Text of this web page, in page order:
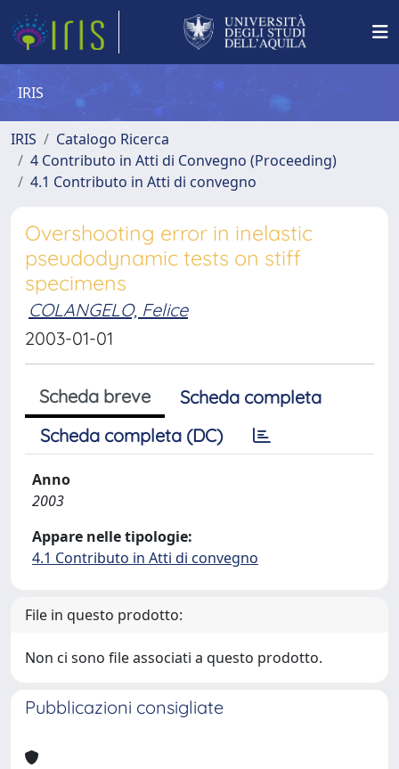
IRIS
IRIS
Catalogo Ricerca
4 Contributo in Atti di Convegno (Proceeding)
4.1 Contributo in Atti di convegno
Overshooting error in inelastic
pseudodynamic tests on stiff
specimens
COLANGELO, Felice
2003-01-01
Scheda breve
Scheda completa
Scheda completa (DC)
Anno
2003
Appare nelle tipologie:
4.1 Contributo in Atti di convegno
File in questo prodotto:
Non ci sono file associati a questo prodotto.
Pubblicazioni consigliate